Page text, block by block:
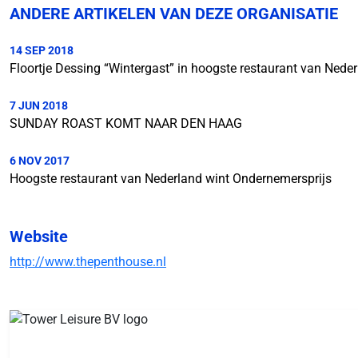
ANDERE ARTIKELEN VAN DEZE ORGANISATIE
14 SEP 2018
Floortje Dessing “Wintergast” in hoogste restaurant van
7 JUN 2018
SUNDAY ROAST KOMT NAAR DEN HAAG
6 NOV 2017
Hoogste restaurant van Nederland wint Ondernemersprijs
Website
http://www.thepenthouse.nl